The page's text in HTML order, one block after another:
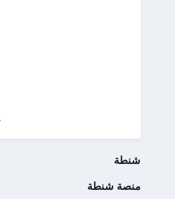
شنطة
منصة شنطة